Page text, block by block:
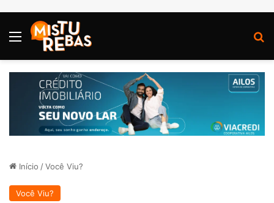
Menu
Início /Você Viu?
Você Viu?